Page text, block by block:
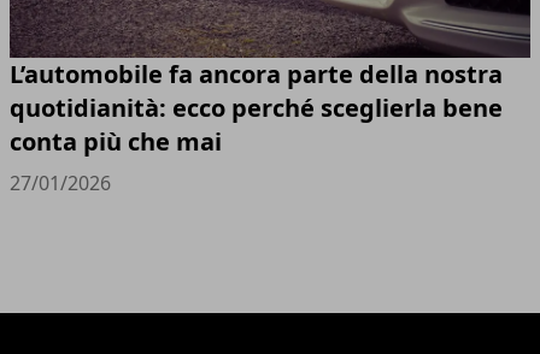
L’automobile fa ancora parte della nostra
quotidianità: ecco perché sceglierla bene
conta più che mai
27/01/2026